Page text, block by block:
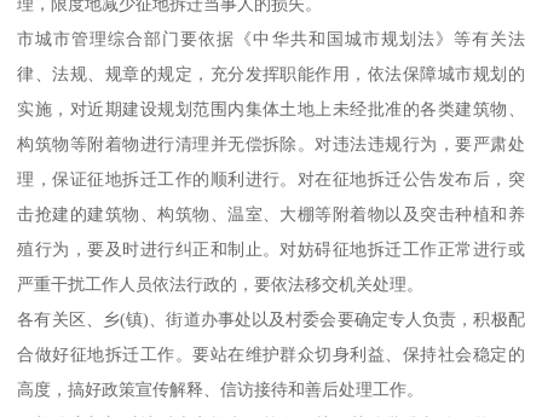
理，限度地减少征地拆迁当事人的损失。
市城市管理综合部门要依据《中华共和国城市规划法》等有关法
律、法规、规章的规定，充分发挥职能作用，依法保障城市规划的
实施，对近期建设规划范围内集体土地上未经批准的各类建筑物、
构筑物等附着物进行清理并无偿拆除。对违法违规行为，要严肃处
理，保证征地拆迁工作的顺利进行。对在征地拆迁公告发布后，突
击抢建的建筑物、构筑物、温室、大棚等附着物以及突击种植和养
殖行为，要及时进行纠正和制止。对妨碍征地拆迁工作正常进行或
严重干扰工作人员依法行政的，要依法移交机关处理。
各有关区、乡(镇)、街道办事处以及村委会要确定专人负责，积极配
合做好征地拆迁工作。要站在维护群众切身利益、保持社会稳定的
高度，搞好政策宣传解释、信访接待和善后处理工作。